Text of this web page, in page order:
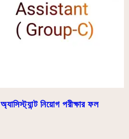
নিয়োগ পরীক্ষার ফল